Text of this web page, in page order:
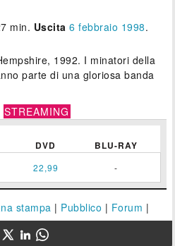
min. Uscita 6 febbraio 1998.
1992. I minatori della
parte di una gloriosa banda
STREAMING
DVD BLU-RAY
22,99 -
stampa | Pubblico | Forum |